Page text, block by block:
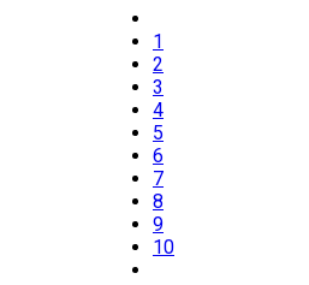
1
2
3
4
5
6
7
8
9
10